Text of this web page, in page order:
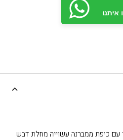
עם כיפת ממברנה עשוייה מחלת דבש